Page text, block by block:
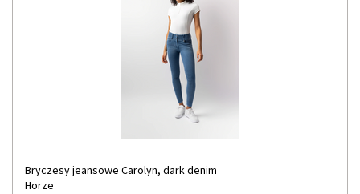
Bryczesy jeansowe Carolyn, dark denim
Horze